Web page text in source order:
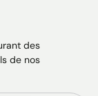
des
de nos